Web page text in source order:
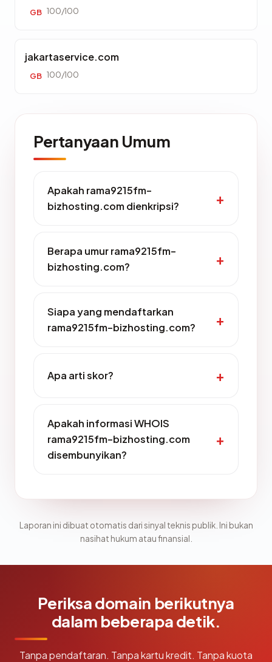
GB 100/100
jakartaservice.com
GB 100/100
Pertanyaan Umum
Apakah rama9215fm-
bizhosting.com dienkripsi?
Berapa umur rama9215fm-
bizhosting.com?
Siapa yang mendaftarkan
rama9215fm-bizhosting.com?
Apa arti skor?
Apakah informasi WHOIS
rama9215fm-bizhosting.com
disembunyikan?
Laporan ini dibuat otomatis dari sinyal teknis publik. Ini bukan
nasihat hukum atau finansial.
Periksa domain berikutnya
dalam beberapa detik.
Tanpa pendaftaran. Tanpa kartu kredit. Tanpa kuota